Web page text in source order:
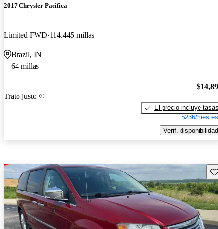
2017 Chrysler Pacifica
Limited FWD 114,445 millas
Brazil, IN
64 millas
Trato justo
El precio incluye tasas
$236/mes
Verif. disponibilidad